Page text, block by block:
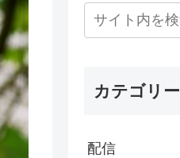
カテゴリー
配信